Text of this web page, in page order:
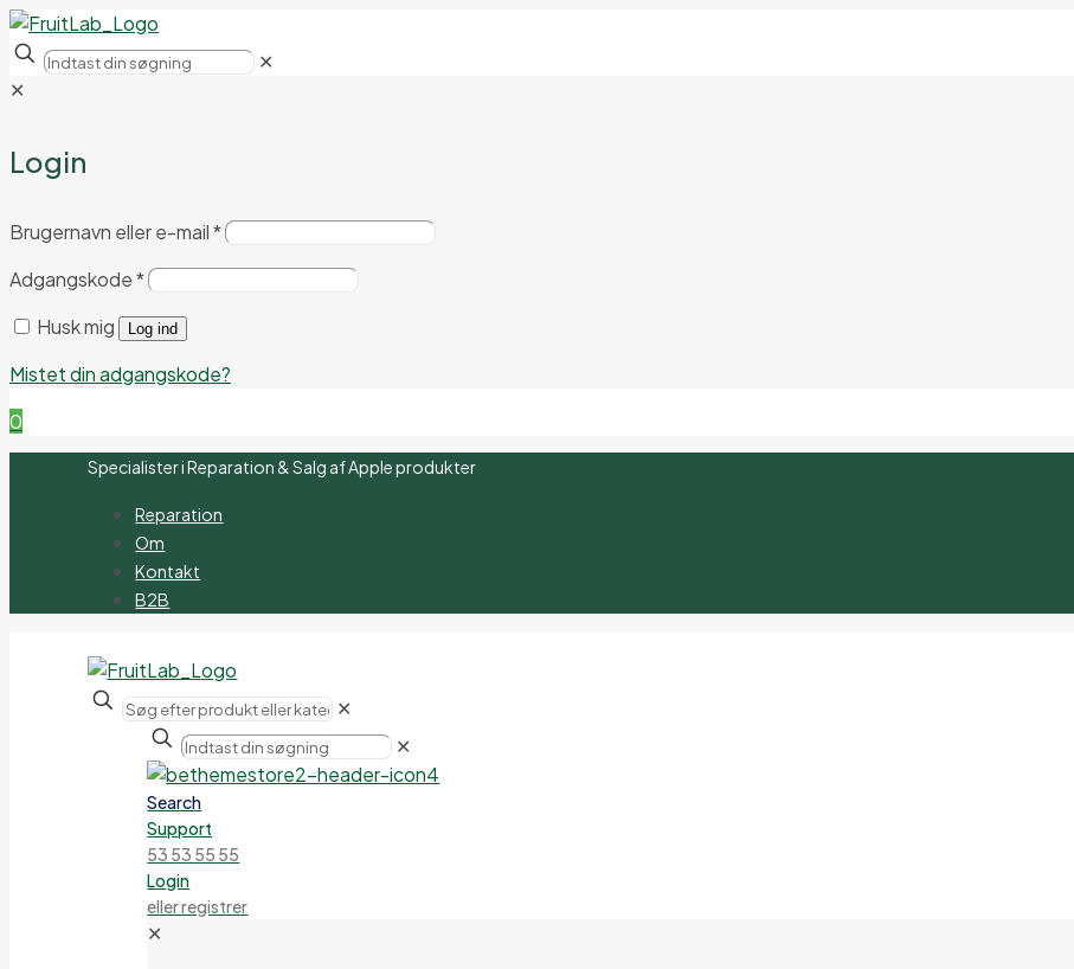
✕
✕
Login
Brugernavn eller e-mail*
Adgangskode*
Husk mig
Log ind
Mistet din adgangskode?
0
Specialister i Reparation & Salg af Apple produkter
Reparation
Om
Kontakt
B2B
✕
✕
Search
Support
53 53 55 55
Login
eller registrer
✕